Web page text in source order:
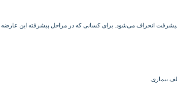
پیشرفت انحراف می‌شود. برای کسانی که در مراحل پیشرفته این
بیماری.